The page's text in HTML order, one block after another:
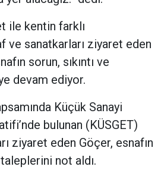
ile kentin farklı
ve sanatkarları ziyaret eden
sorun, sıkıntı ve
devam ediyor.
Küçük Sanayi
bulunan (KÜSGET)
ziyaret eden Göçer, esnafın
taleplerini not aldı.